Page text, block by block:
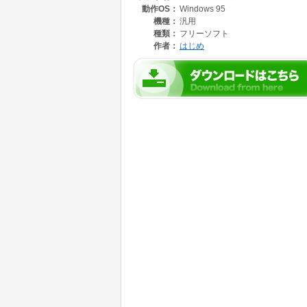
たソフトです。ＨＴＭＬ作成のアクセサリーと
動作OS： Windows 95
機種： 汎用
種類： フリーソフト
作者： はじめ